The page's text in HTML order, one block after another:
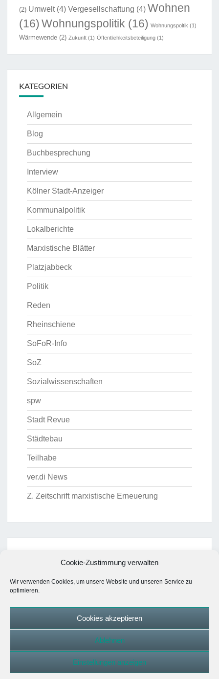
Cookie-Zustimmung verwalten
Wir verwenden Cookies, um unsere Website und unseren Service zu
optimieren.
Cookies akzeptieren
Ablehnen
Einstellungen anzeigen
(2) Umwelt(4) Vergesellschaftung (4) Wohnen
(16) Wohnungspolitik (16) Wohnungspoltik (1)
Wärmewende (2) Zukunft (1) Öffentlichkeitsbeteiligung (1)
KATEGORIEN
Allgemein
Blog
Buchbesprechung
Interview
Kölner Stadt-Anzeiger
Kommunalpolitik
Lokalberichte
Marxistische Blätter
Platzjabbeck
Politik
Reden
Rheinschiene
SoFoR-Info
SoZ
Sozialwissenschaften
spw
Stadt Revue
Städtebau
Teilhabe
ver.di News
Z. Zeitschrift marxistische Erneuerung
Archiv
Impressum
Person
© 2026|Stolz präsentiert vonWordPress |Theme: